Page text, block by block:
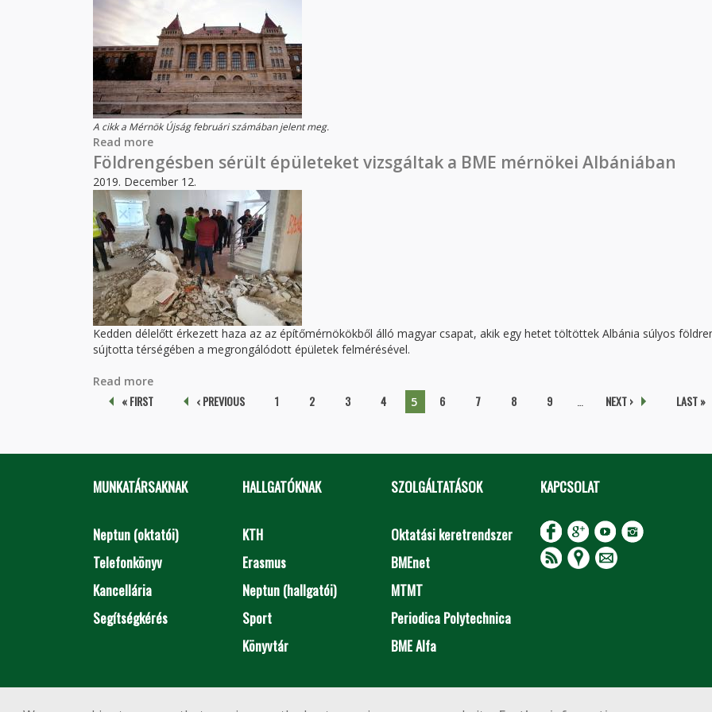
A cikk a Mérnök Újság februári számában jelent meg.
Read more
Földrengésben sérült épületeket vizsgáltak a BME mérnökei Albániában
2019. December 12.
Kedden délelőtt érkezett haza az az építőmérnökökből álló magyar csapat, akik egy hetet töltöttek Albánia súlyos
sújtotta térségében a megrongálódott épületek felmérésével.
Read more
Pages
« FIRST ‹ PREVIOUS 1 2 3 4 5 6 7 8 9 NEXT › LAST »
MUNKATÁRSAKNAK
Neptun (oktatói)
Telefonkönyv
Kancellária
Segítségkérés
HALLGATÓKNAK
KTH
Erasmus
Neptun (hallgatói)
Sport
Könyvtár
SZOLGÁLTATÁSOK
Oktatási keretrendszer
BMEnet
MTMT
Periodica Polytechnica
BME Alfa
KAPCSOLAT
Copyright © 2020 BME Építőmérnöki Kar